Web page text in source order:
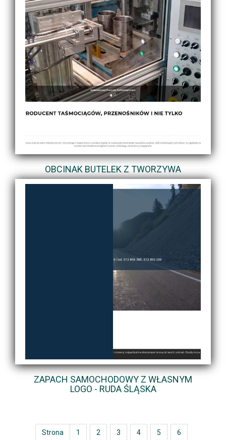
OBCINAK BUTELEK Z TWORZYWA
ZAPACH SAMOCHODOWY Z WŁASNYM
LOGO - RUDA ŚLĄSKA
Strona 1 2 3 4 5 6